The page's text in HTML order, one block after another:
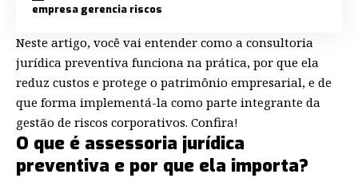
empresa gerencia riscos
Neste artigo, você vai entender como a consultoria
jurídica preventiva funciona na prática, por que ela
reduz custos e protege o patrimônio empresarial, e de
que forma implementá-la como parte integrante da
gestão de riscos corporativos. Confira!
O que é assessoria jurídica
preventiva e por que ela importa?